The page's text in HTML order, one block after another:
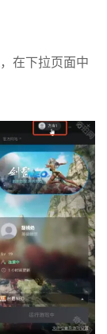
，在下拉页面中